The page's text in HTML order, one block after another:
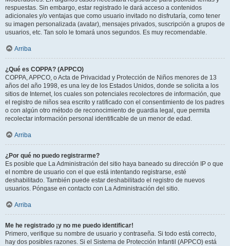
respuestas. Sin embargo, estar registrado le dará acceso a contenidos
adicionales y/o ventajas que como usuario invitado no disfrutaría, como tener
su imagen personalizada (avatar), mensajes privados, suscripción a grupos de
usuarios, etc. Tan solo le tomará unos segundos. Es muy recomendable.
Arriba
¿Qué es COPPA? (APPCO)
COPPA, APPCO, o Acta de Privacidad y Protección de Niños menores de 13
años del año 1998, es una ley de los Estados Unidos, donde se solicita a los
sitios de Internet, los cuales son potenciales recolectores de información, que
el registro de niños sea escrito y ratificado con el consentimiento de los padres
o con algún otro método de reconocimiento de guardia legal, que permita
recolectar información personal identificable de un menor de edad.
Arriba
¿Por qué no puedo registrarme?
Es posible que La Administración del sitio haya baneado su dirección IP o que
el nombre de usuario con el que está intentando registrarse, esté
deshabilitado. También puede estar deshabilitado el registro de nuevos
usuarios. Póngase en contacto con La Administración del sitio.
Arriba
Me he registrado ¡y no me puedo identificar!
Primero, verifique su nombre de usuario y contraseña. Si todo está correcto,
hay dos posibles razones. Si el Sistema de Protección Infantil (APPCO) está